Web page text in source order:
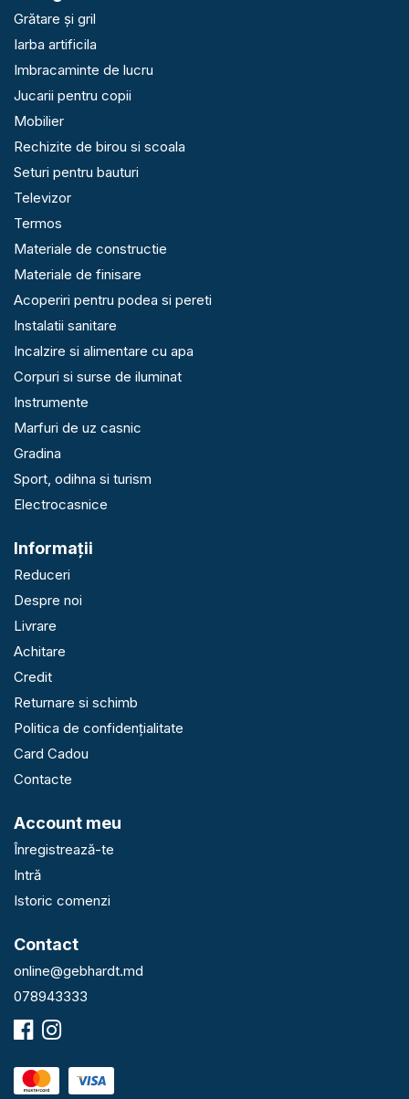
Grătare și gril
Iarba artificila
Imbracaminte de lucru
Jucarii pentru copii
Mobilier
Rechizite de birou si scoala
Seturi pentru bauturi
Televizor
Termos
Materiale de constructie
Materiale de finisare
Acoperiri pentru podea si pereti
Instalatii sanitare
Incalzire si alimentare cu apa
Corpuri si surse de iluminat
Instrumente
Marfuri de uz casnic
Gradina
Sport, odihna si turism
Electrocasnice
Informaţii
Reduceri
Despre noi
Livrare
Achitare
Credit
Returnare si schimb
Politica de confidențialitate
Card Cadou
Contacte
Account meu
Înregistrează-te
Intră
Istoric comenzi
Contact
online@gebhardt.md
078943333